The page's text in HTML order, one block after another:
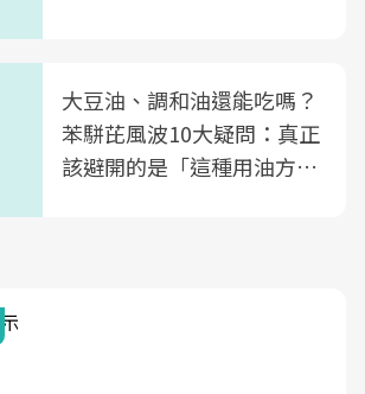
大豆油、調和油還能吃嗎？
苯駢芘風波10大疑問：真正
該避開的是「這種用油方